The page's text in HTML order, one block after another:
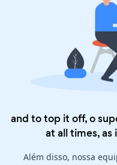
and to top it off, o
at all times, as
Além disso, nossa